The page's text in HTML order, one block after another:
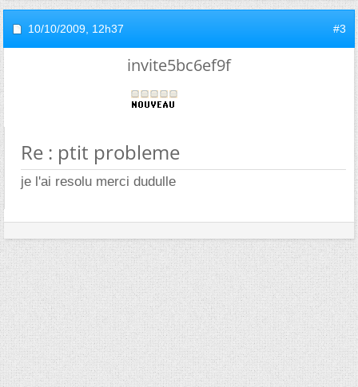
10/10/2009, 12h37 #3
invite5bc6ef9f
Re : ptit probleme
je l'ai resolu merci dudulle